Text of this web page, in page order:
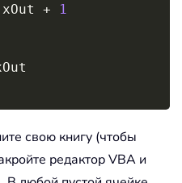
xOut +
1
свою книгу (чтобы
редактор VBA и